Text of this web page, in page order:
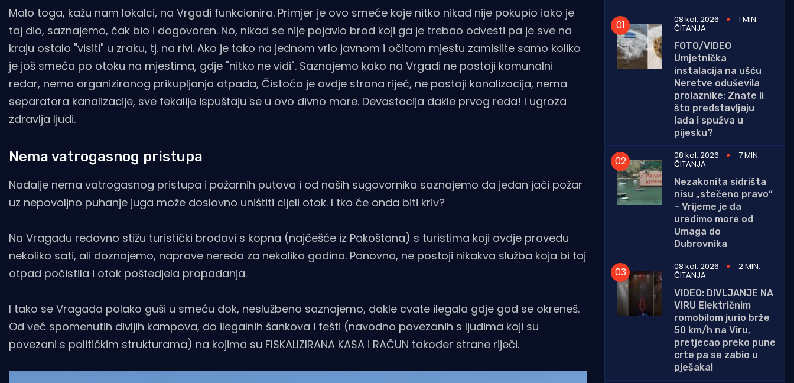
Malo toga, kažu nam lokalci, na Vrgadi funkcionira. Primjer je ovo smeće koje nitko nikad nije pokupio iako je
taj dio, saznajemo, čak bio i dogovoren. No, nikad se nije pojavio brod koji ga je trebao odvesti pa je sve na
kraju ostalo "visiti" u zraku, tj. na rivi. Ako je tako na jednom vrlo javnom i očitom mjestu zamislite samo koliko
je još smeća po otoku na mjestima, gdje "nitko ne vidi". Saznajemo kako na Vrgadi ne postoji komunalni
redar, nema organiziranog prikupljanja otpada, Čistoća je ovdje strana riječ, ne postoji kanalizacija, nema
separatora kanalizacije, sve fekalije ispuštaju se u ovo divno more. Devastacija dakle prvog reda! I ugroza
zdravlja ljudi.
Nema vatrogasnog pristupa
Nadalje nema vatrogasnog pristupa i požarnih putova i od naših sugovornika saznajemo da jedan jači požar
uz nepovoljno puhanje juga može doslovno uništiti cijeli otok. I tko će onda biti kriv?
Na Vragadu redovno stižu turistički brodovi s kopna (najčešće iz Pakoštana) s turistima koji ovdje provedu
nekoliko sati, ali doznajemo, naprave nereda za nekoliko godina. Ponovno, ne postoji nikakva služba koja bi taj
otpad počistila i otok poštedjela propadanja.
I tako se Vragada polako guši u smeću dok, neslužbeno saznajemo, dakle cvate ilegala gdje god se okreneš.
Od već spomenutih divljih kampova, do ilegalnih šankova i fešti (navodno povezanih s ljudima koji su
povezani s političkim strukturama) na kojima su FISKALIZIRANA KASA i RAČUN također strane riječi.
08 kol. 2026 1 MIN.
ČITANJA
FOTO/VIDEO
Umjetnička
instalacija na ušću
Neretve oduševila
prolaznike: Znate li
što predstavljaju
lađa i spužva u
pijesku?
08 kol. 2026
7 MIN.
ČITANJA
Nezakonita sidrišta
nisu „stečeno pravo“
– Vrijeme je da
uredimo more od
Umaga do
Dubrovnika
08 kol. 2026
2 MIN.
ČITANJA
VIDEO: DIVLJANJE NA
VIRU Električnim
romobilom jurio brže
50 km/h na Viru,
pretjecao preko pune
crte pa se zabio u
pješaka!